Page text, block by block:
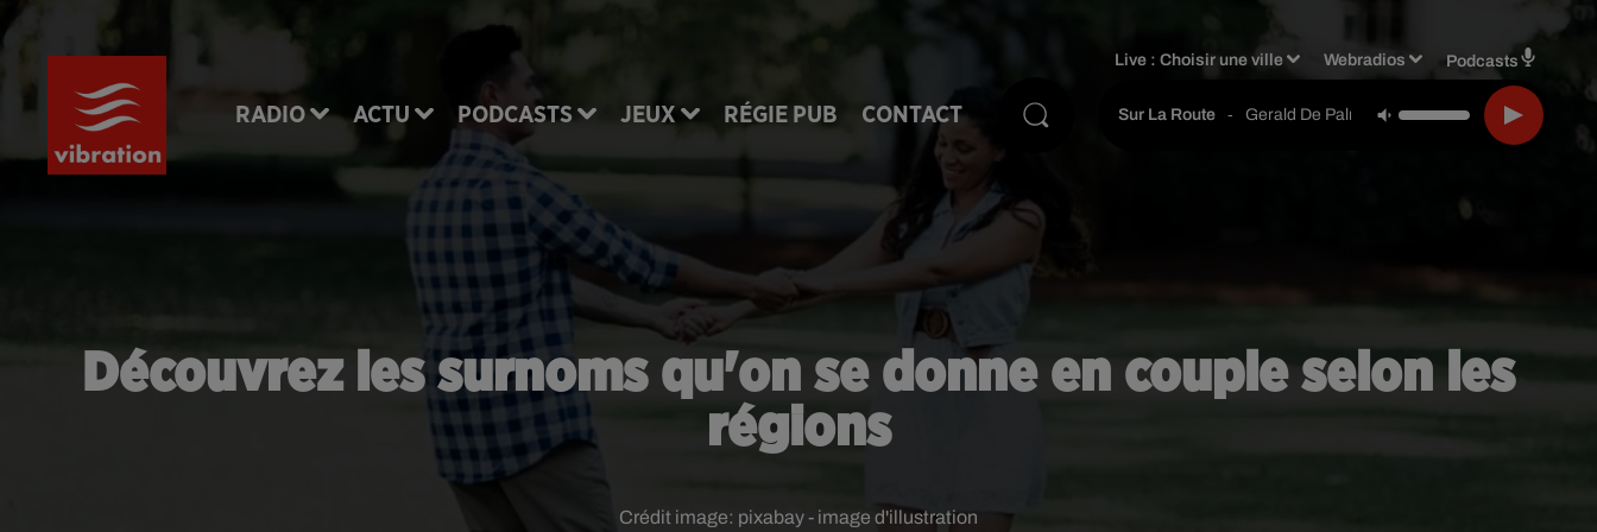
RADIO ACTU PODCASTS JEUX RÉGIE PUB CONTACT
Live :Choisir une ville Webradios Podcasts
Sur La Route - Gerald De Palmas
Découvrez les surnoms qu'on se donne en couple selon les
régions
Crédit image: pixabay - image d'illustration